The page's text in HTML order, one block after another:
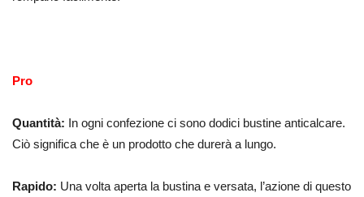
Pro
Quantità: In ogni confezione ci sono dodici bustine anticalcare.
Ciò significa che è un prodotto che durerà a lungo.
Rapido: Una volta aperta la bustina e versata, l’azione di questo